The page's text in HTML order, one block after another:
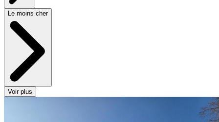
Le moins cher
Voir plus